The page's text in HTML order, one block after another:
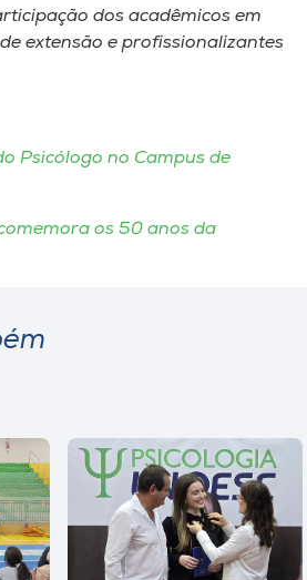
dos acadêmicos em
extensão e profissionalizantes
Psicólogo no Campus de
os 50 anos da